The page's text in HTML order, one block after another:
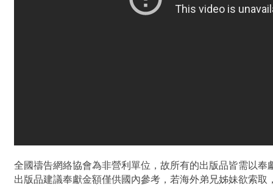
全國禱告網絡協會為非營利單位，故所有的出版品皆需以
出版品建議奉獻金額僅供國內參考，若海外弟兄姊妹欲索